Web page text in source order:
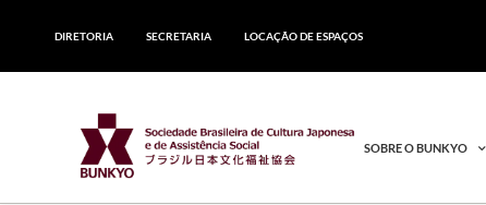
DIRETORIA SECRETARIA LOCAÇÃO DE ESPAÇOS
SOBRE O BUNKYO